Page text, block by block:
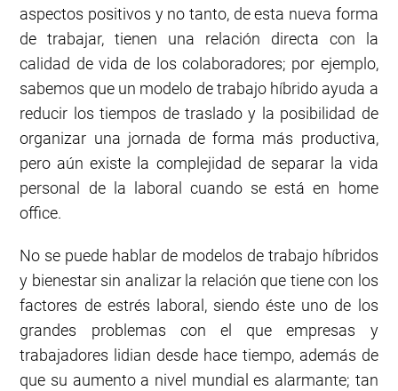
aspectos positivos y no tanto, de esta nueva forma
de trabajar, tienen una relación directa con la
calidad de vida de los colaboradores; por ejemplo,
sabemos que un modelo de trabajo híbrido ayuda a
reducir los tiempos de traslado y la posibilidad de
organizar una jornada de forma más productiva,
pero aún existe la complejidad de separar la vida
personal de la laboral cuando se está en home
office.
No se puede hablar de modelos de trabajo híbridos
y bienestar sin analizar la relación que tiene con los
factores de estrés laboral, siendo éste uno de los
grandes problemas con el que empresas y
trabajadores lidian desde hace tiempo, además de
que su aumento a nivel mundial es alarmante; tan